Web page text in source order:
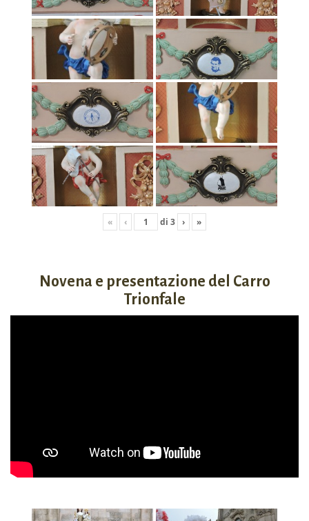
« ‹ di 3 › »
Novena e presentazione del Carro
Trionfale